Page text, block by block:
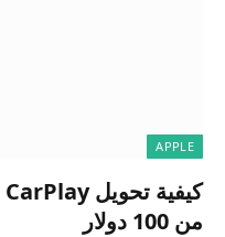
APPLE
من 100 دولار